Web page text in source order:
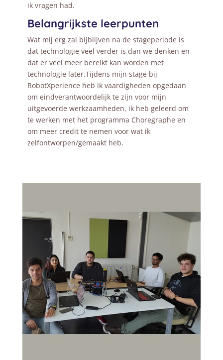
ik vragen had.
Belangrijkste leerpunten
Wat mij erg zal bijblijven na de stageperiode is
dat technologie veel verder is dan we denken en
dat er veel meer bereikt kan worden met
technologie later.Tijdens mijn stage bij
RobotXperience heb ik vaardigheden opgedaan
om eindverantwoordelijk te zijn voor mijn
uitgevoerde werkzaamheden, ik heb geleerd om
te werken met het programma Choregraphe en
om meer credit te nemen voor wat ik
zelfontworpen/gemaakt heb.